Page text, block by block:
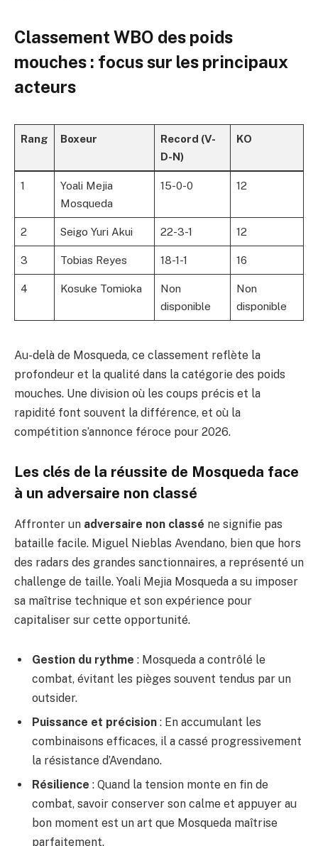
Classement WBO des poids
mouches : focus sur les principaux
acteurs
Rang Boxeur
Record (V-
D-N)
KO
1
Yoali Mejia
Mosqueda
15-0-0 12
2 Seigo Yuri Akui 22-3-1 12
3 Tobias Reyes 18-1-1 16
4 Kosuke Tomioka
Non
disponible
Non
disponible
Au-delà de Mosqueda, ce classement reflète la
profondeur et la qualité dans la catégorie des poids
mouches. Une division où les coups précis et la
rapidité font souvent la différence, et où la
compétition s’annonce féroce pour 2026.
Les clés de la réussite de Mosqueda face
à un adversaire non classé
Affronter un adversaire non classé ne signifie pas
bataille facile. Miguel Nieblas Avendano, bien que hors
des radars des grandes sanctionnaires, a représenté un
challenge de taille. Yoali Mejia Mosqueda a su imposer
sa maîtrise technique et son expérience pour
capitaliser sur cette opportunité.
Gestion du rythme : Mosqueda a contrôlé le
combat, évitant les pièges souvent tendus par un
outsider.
Puissance et précision : En accumulant les
combinaisons efficaces, il a cassé progressivement
la résistance d’Avendano.
Résilience : Quand la tension monte en fin de
combat, savoir conserver son calme et appuyer au
bon moment est un art que Mosqueda maîtrise
parfaitement.